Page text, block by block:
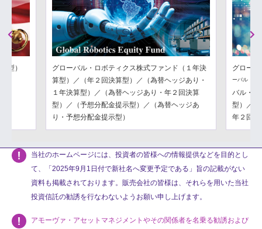
Previous
型）
グローバル・ロボティクス株式ファンド（１年決
算型）／（年２回決算型）／（為替ヘッジあり・
１年決算型）／（為替ヘッジあり・年２回決算
型）／（予想分配金提示型）／（為替ヘッジあ
り・予想分配金提示型）
グロー
ーバル・フ
バル・フ
型）／（
年２回決
Next
当社のホームページには、投資者の皆様への情報提供などを目的とし
て、「2025年9月1日付で新社名へ変更予定である」旨の記載がない
資料も掲載されております。販売会社の皆様は、それらを用いた当社
投資信託の勧誘を行なわないようお願い申し上げます。
アモーヴァ・アセットマネジメントやその関係者を名乗る勧誘および